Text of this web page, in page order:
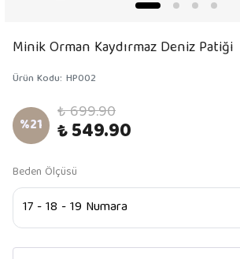
Minik Orman Kaydırmaz Deniz Patiği
Ürün Kodu: HP002
%21 ₺ 699.90
₺ 549.90
Beden Ölçüsü